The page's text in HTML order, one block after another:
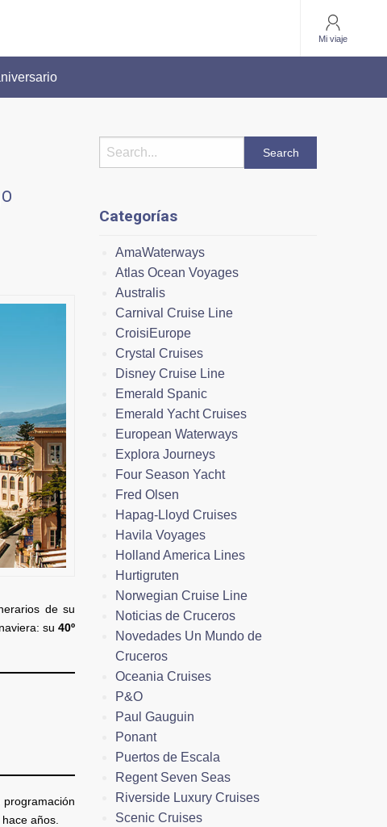
Mi viaje
de su
su40º
años.
Categorías
AmaWaterways
Atlas Ocean Voyages
Australis
Carnival Cruise Line
CroisiEurope
Crystal Cruises
Disney Cruise Line
Emerald Spanic
Emerald Yacht Cruises
European Waterways
Explora Journeys
Four Season Yacht
Fred Olsen
Hapag-Lloyd Cruises
Havila Voyages
Holland America Lines
Hurtigruten
Norwegian Cruise Line
Noticias de Cruceros
Novedades Un Mundo de
Cruceros
Oceania Cruises
P&O
Paul Gauguin
Ponant
Puertos de Escala
Regent Seven Seas
Riverside Luxury Cruises
Scenic Cruises